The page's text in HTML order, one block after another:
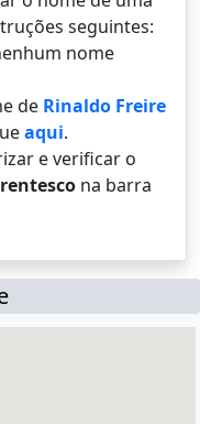
seguintes:
nome
de Rinaldo Freire
aqui.
e verificar o
na barra